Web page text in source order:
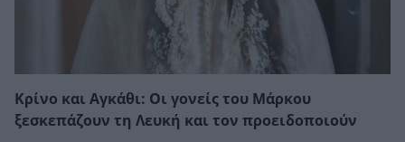
Κρίνο και Αγκάθι: Οι γονείς του Μάρκου
ξεσκεπάζουν τη Λευκή και τον προειδοποιούν